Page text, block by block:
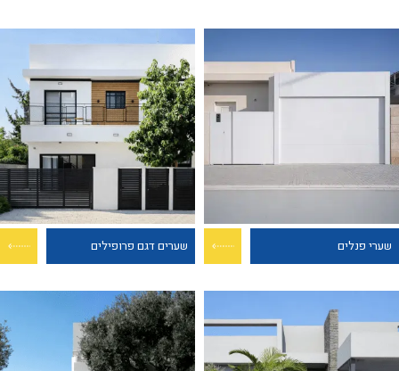
שערי פנלים שערים דגם פרופילים